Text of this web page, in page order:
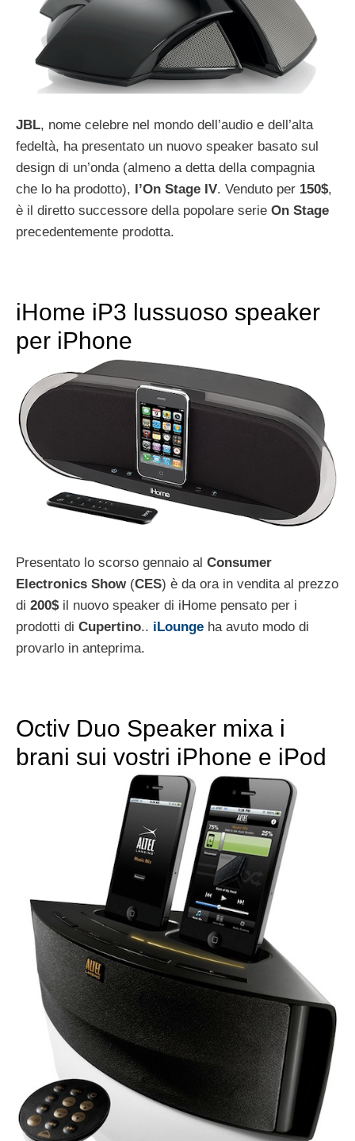
JBL, nome celebre nel mondo dell’audio e dell’alta
fedeltà, ha presentato un nuovo speaker basato sul
design di un’onda (almeno a detta della compagnia
che lo ha prodotto), l’On Stage IV. Venduto per 150$,
è il diretto successore della popolare serie On Stage
precedentemente prodotta.
iHome iP3 lussuoso speaker
per iPhone
Presentato lo scorso gennaio al Consumer
Electronics Show (CES) è da ora in vendita al prezzo
di 200$ il nuovo speaker di iHome pensato per i
prodotti di Cupertino.. iLounge ha avuto modo di
provarlo in anteprima.
Octiv Duo Speaker mixa i
brani sui vostri iPhone e iPod